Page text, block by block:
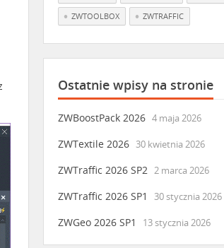
ZWTOOLBOX ZWTRAFFIC
Ostatnie wpisy na stronie
ZWBoostPack 2026 4 maja 2026
ZWTextile 2026 30 kwietnia 2026
ZWTraffic 2026 SP2 2 marca 2026
ZWTraffic 2026 SP1 30 stycznia 2026
ZWGeo 2026 SP1 13 stycznia 2026